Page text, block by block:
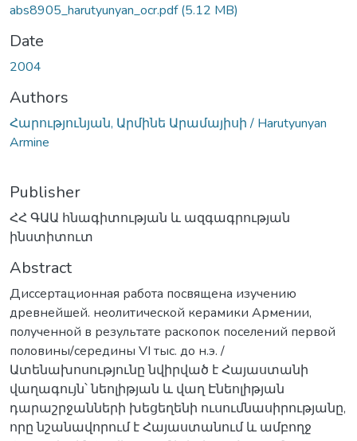
abs8905_harutyunyan_ocr.pdf(5.12 MB)
Date
2004
Authors
Հարությունյան, Արմինե Արամայիսի / Harutyunyan
Armine
Publisher
ՀՀ ԳԱԱ հնագիտության և ազգագրության
ինստիտուտ
Abstract
Диссертационная работа посвящена изучению
древнейшей. неолитической керамики Армении,
полученной в результате раскопок поселений первой
половины/середины VI тыс. до н.э. /
Ատենախոսությունը նվիրված է Հայաստանի
վաղագույն՝ նեոլիթյան և վաղ Էնեոլիթյան
դարաշրջանների խեցեղենի ուսումնասիրությանը,
որը նշանավորում է Հայաստանում և ամբողջ